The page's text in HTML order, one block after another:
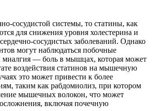
сосудистой системы, то статины, как
для снижения уровня холестерина и
сосудистых заболеваний. Однако
могут наблюдаться побочные
миалгия — боль в мышцах, которая может
воздействия статинов на мышечную
это может привести к более
таким как рабдомиолиз, при котором
мышечных волокон, что может
включая почечную